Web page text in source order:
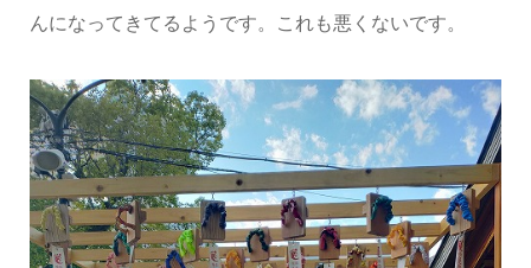
んになってきてるようです。これも悪くないです。